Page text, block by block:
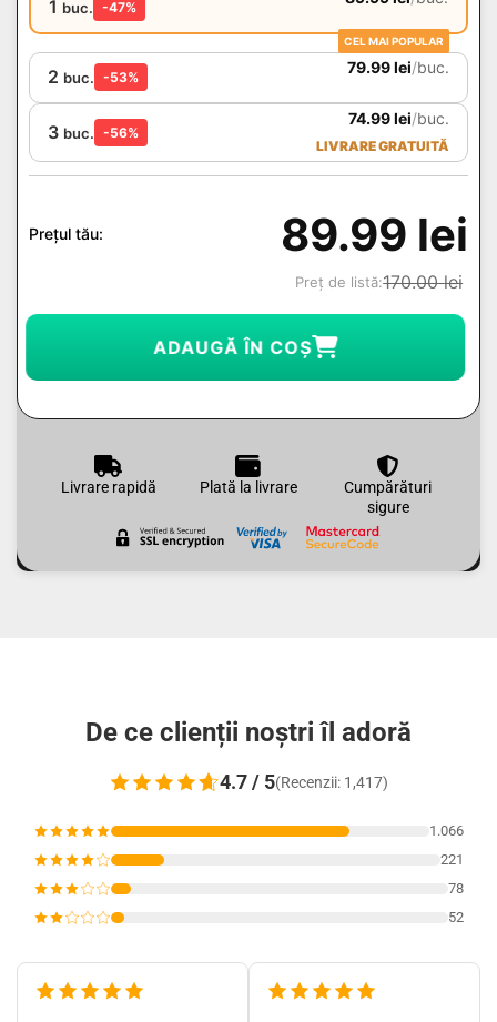
1 buc. -47%
CEL MAI POPULAR
2 buc. -53%
79.99lei/buc.
3 buc. -56%
74.99lei/buc.
LIVRARE GRATUITĂ
Prețul tău: 89.99 lei
Preț de listă:170.00lei
ADAUGĂ ÎN COȘ
Livrare rapidă Plată la livrare
Cumpărături
sigure
De ce clienții noștri îl adoră
4.7 / 5(Recenzii: 1,417)
1.066
221
78
52